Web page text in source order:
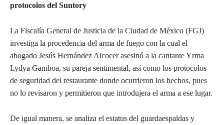
protocolos del Suntory
La Fiscalía General de Justicia de la Ciudad de México (FGJ)
investiga la procedencia del arma de fuego con la cual el
abogado Jesús Hernández Alcocer asesinó a la cantante Yrma
Lydya Gamboa, su pareja sentimental, así como los protocolos
de seguridad del restaurante donde ocurrieron los hechos, pues
no lo revisaron y permitieron que introdujera el arma a ese lugar.
De igual manera, se analiza el estatus del guardaespaldas y